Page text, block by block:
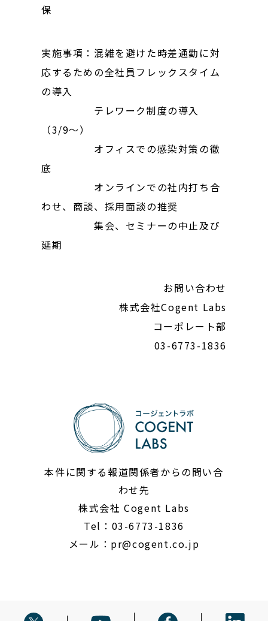
保
実施事項：混雑を避けた時差通勤に対
応するための全社員フレックスタイム
の導入
テレワーク制度の導入
（3/9〜）
オフィスでの感染対策の徹
底
オンラインでの社内打ち合
わせ、商談、採用面談の推奨
集会、セミナーの中止及び
延期
お問い合わせ
株式会社Cogent Labs
コーポレート部
03-6773-1836
本件に関する報道関係者からの問い合
わせ先
株式会社 Cogent Labs
Tel：03-6773-1836
メール： pr@cogent.co.jp